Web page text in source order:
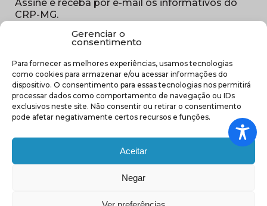
Gerenciar o
consentimento
Para fornecer as melhores experiências, usamos tecnologias
como cookies para armazenar e/ou acessar informações do
dispositivo. O consentimento para essas tecnologias nos permitirá
processar dados como comportamento de navegação ou IDs
exclusivos neste site. Não consentir ou retirar o consentimento
pode afetar negativamente certos recursos e funções.
Aceitar
Negar
Assine e receba por e-mail os informativos do
CRP-MG.
E-
mail
(obrigatório)
Sub
região